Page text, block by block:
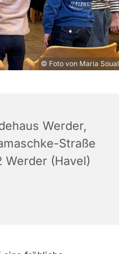
© Foto von Maria Soual
Werder,
Straße
Werder (Havel)